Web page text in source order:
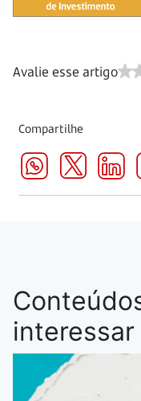
Avalie esse artigo
Compartilhe
interessar